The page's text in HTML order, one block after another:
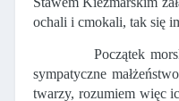
ochali i cmokali, tak się
Początek
sympatyczne
twarzy, rozumiem więc